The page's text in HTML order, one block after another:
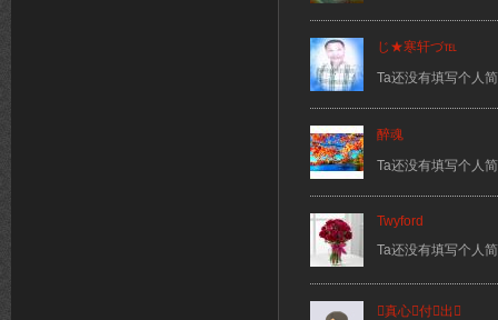
じ★寒轩づ℡
Ta还没有填写个人
醉魂
Ta还没有填写个人
Twyford
Ta还没有填写个人
真心付出